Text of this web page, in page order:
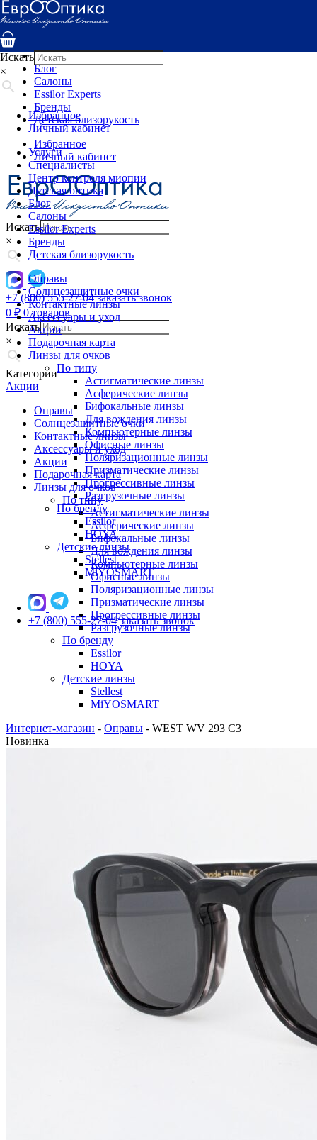
Услуги
Специалисты
Детская оптика
Блог
Салоны
Essilor Experts
Бренды
Детская близорукость
Избранное
Личный кабинет
Искать
×
+7 (800) 555-27-04 заказать звонок
0 ₽ 0 товаров
Искать
×
Категории
Акции
Оправы
Солнцезащитные очки
Контактные линзы
Аксессуары и уход
Акции
Подарочная карта
Линзы для очков
По типу
Астигматические линзы
Асферические линзы
Бифокальные линзы
Для вождения линзы
Компьютерные линзы
Офисные линзы
Поляризационные линзы
Призматические линзы
Прогрессивные линзы
Разгрузочные линзы
По бренду
Essilor
HOYA
Детские линзы
Stellest
MiYOSMART
Искать
×
Избранное
Личный кабинет
Услуги
Специалисты
Центр контроля миопии
Детская оптика
Блог
Салоны
Essilor Experts
Бренды
Детская близорукость
Оправы
Солнцезащитные очки
Контактные линзы
Аксессуары и уход
Акции
Подарочная карта
Линзы для очков
По типу
Астигматические линзы
Асферические линзы
Бифокальные линзы
Для вождения линзы
Компьютерные линзы
Офисные линзы
Поляризационные линзы
Призматические линзы
Прогрессивные линзы
Разгрузочные линзы
По бренду
Essilor
HOYA
Детские линзы
Stellest
MiYOSMART
+7 (800) 555-27-04 заказать звонок
Интернет-магазин - Оправы - WEST WV 293 C3
Новинка